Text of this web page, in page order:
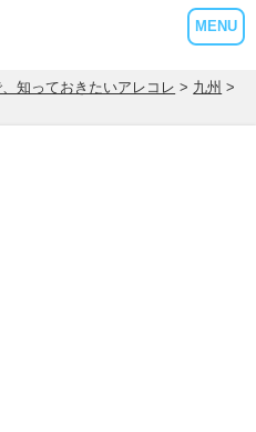
MENU
知っておきたいアレコレ > 九州 >